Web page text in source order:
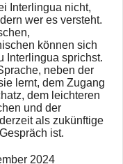
Interlingua nicht,
wer es versteht.
können sich
Interlingua sprichst.
neben der
lernt, dem Zugang
dem leichteren
und der
als zukünftige
ist.
2024